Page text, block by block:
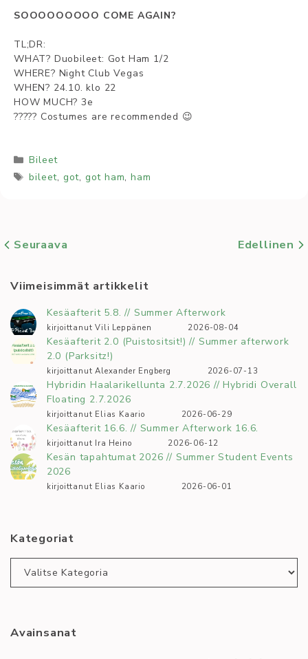
SOOOOOOOOO COME AGAIN?
TL;DR:
WHAT? Duobileet: Got Ham 1/2
WHERE? Night Club Vegas
WHEN? 24.10. klo 22
HOW MUCH? 3e
????? Costumes are recommended 😉
Kategoriat
Bileet
Avainsanat
bileet, got, got ham,ham
Seuraava Edellinen
Viimeisimmät artikkelit
Kesäafterit 5.8. // Summer Afterwork
kirjoittanut Vili Leppänen 2026-08-04
Kesäafterit 2.0 (Puistositsit!) // Summer afterwork
2.0 (Parksitz!)
kirjoittanut Alexander Engberg 2026-07-13
Hybridin Haalarikellunta 2.7.2026 // Hybridi Overall
Floating 2.7.2026
kirjoittanut Elias Kaario 2026-06-29
Kesäafterit 16.6. // Summer Afterwork 16.6.
kirjoittanut Ira Heino 2026-06-12
Kesän tapahtumat 2026 // Summer Student Events
2026
kirjoittanut Elias Kaario 2026-06-01
Kategoriat
Kategoriat
Avainsanat